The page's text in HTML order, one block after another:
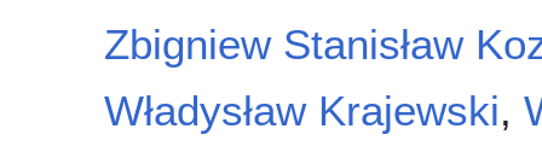
Zbigniew Stanisław
Władysław Krajewski,